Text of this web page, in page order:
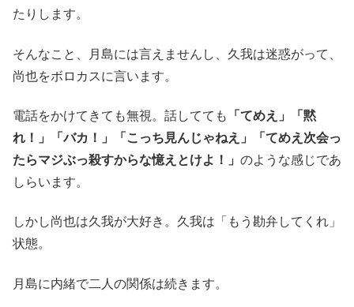
たりします。
そんなこと、月島には言えませんし、久我は迷惑がって、
尚也をボロカスに言います。
電話をかけてきても無視。話してても
「てめえ」「黙
れ！」「バカ！」「こっち見んじゃねえ」「てめえ次会っ
たらマジぶっ殺すからな憶えとけよ！」 のような感じであ
しらいます。
しかし尚也は久我が大好き。久我は「もう勘弁してくれ」
状態。
月島に内緒で二人の関係は続きます。